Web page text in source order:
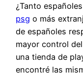
¿Tanto
psg o más
de españoles
mayor control
una tienda de
encontré las